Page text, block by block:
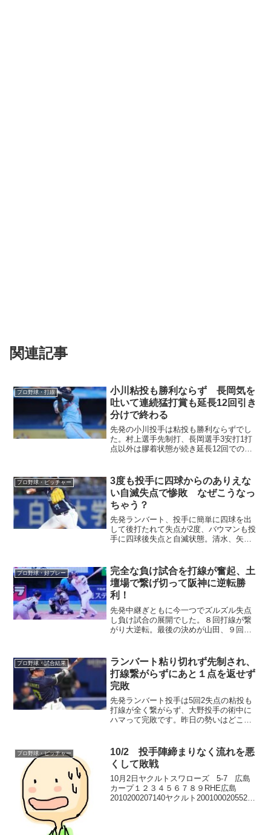
関連記事
プロ野球・打線
小川粘投も勝利ならず 長岡気を
吐いて連続猛打賞も延長12回引き
分けで終わる
先発の小川投手は粘投も勝利ならずでし
た。村上選手先制打、長岡選手3安打1打
点以外は膠着状態が続き延長12回での引
プロ野球・ピッチャー
3度も投手に四球からのありえな
い自滅失点で惨敗 なぜこうなっ
ちゃう？
先発ランバート、投手に簡単に四球を出
して後打たれて失点が2度、バウマンも投
手に四球後失点と自滅状態。清水、矢崎
プロ野球・好プレー
完全な負け試合を打線が奮起、土
壇場で繋げ切って阪神に逆転勝
利！
先発中継ぎともに今一つでズルズル失点
し負け試合の展開でした。８回打線が繋
がり大逆転。最後の決めが山田、９回好
プロ野球・試合結果
ランバート粘り切れず先制され、
打線繋がらずにあと１点を返せず
完敗
先発ランバート投手は5回2失点の粘投も
打線が全く繋がらず、大野投手の術中に
ハマって完敗です。昨日の勢いはどこ
プロ野球・ピッチャー
10/2 投手陣締まりなく流れを悪
くして敗戦
10月2日ヤクルトスワローズ 5-7 広島
カープ１２３４５６７８９RHE広島
2010200207140ヤクルト200100020552投